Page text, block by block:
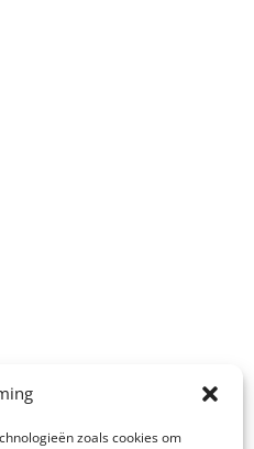
zoals cookies om